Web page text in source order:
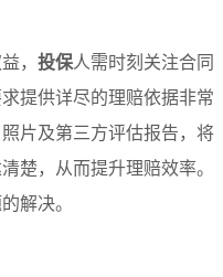
， 投保人需时刻关注合同
提供详尽的理赔依据非常
片及第三方评估报告，将
楚，从而提升理赔效率。
解决。